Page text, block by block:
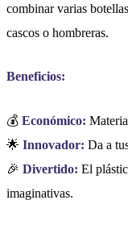
combinar varias
cascos o hombreras.
Beneficios:
💰 Económico:
🌟 Innovador: Da a
🎉 Divertido: El
imaginativas.